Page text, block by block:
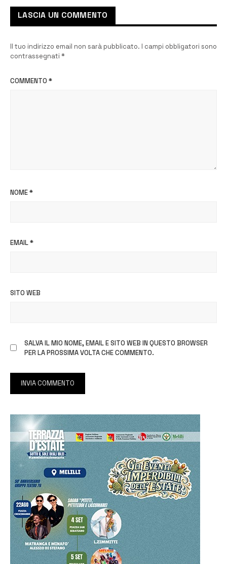
LASCIA UN COMMENTO
Il tuo indirizzo email non sarà pubblicato. I campi obbligatori sono
contrassegnati *
COMMENTO *
NOME*
EMAIL*
SITO WEB
SALVA IL MIO NOME, EMAIL E SITO WEB IN QUESTO BROWSER
PER LA PROSSIMA VOLTA CHE COMMENTO.